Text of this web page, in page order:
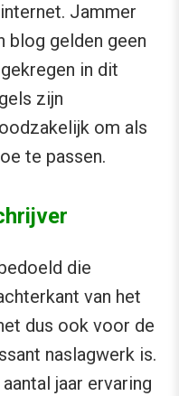
Jammer
blog gelden geen
in dit
zijn
om als
te passen.
die
van het
dus ook voor de
naslagwerk is.
jaar ervaring